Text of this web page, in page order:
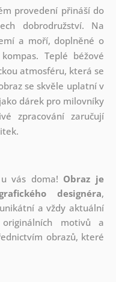
provedení přináší do
dobrodružství. Na
a moří, doplněné o
Teplé béžové
atmosféru, která se
se skvěle uplatní v
dárek pro milovníky
zpracování zaručují
vás doma! Obraz je
designéra,
a vždy aktuální
motivů a
obrazů, které